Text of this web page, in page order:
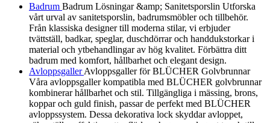
Badrum Badrum Lösningar &amp; Sanitetsporslin Utforska
vårt urval av sanitetsporslin, badrumsmöbler och tillbehör.
Från klassiska designer till moderna stilar, vi erbjuder
tvättställ, badkar, speglar, duschdörrar och handdukstorkar i
material och ytbehandlingar av hög kvalitet. Förbättra ditt
badrum med komfort, hållbarhet och elegant design.
AvloppsgallerAvloppsgaller för BLÜCHER Golvbrunnar
Våra avloppsgaller kompatibla med BLÜCHER golvbrunnar
kombinerar hållbarhet och stil. Tillgängliga i mässing, brons,
koppar och guld finish, passar de perfekt med BLÜCHER
avloppssystem. Dessa dekorativa lock skyddar avloppet,